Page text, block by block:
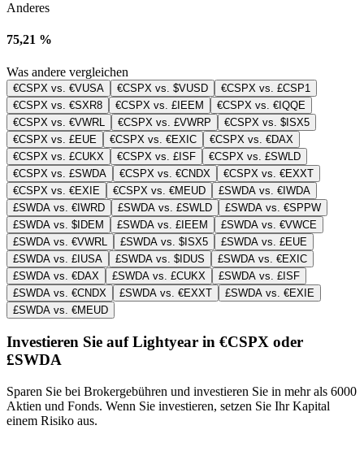
Anderes
75,21 %
Was andere vergleichen
€CSPX vs. €VUSA €CSPX vs. $VUSD
€CSPX vs. £CSP1
€CSPX vs. €SXR8
€CSPX vs. £IEEM
€CSPX vs. €IQQE
€CSPX vs. €VWRL
€CSPX vs. £VWRP
€CSPX vs. $ISX5
€CSPX vs. £EUE
€CSPX vs. €EXIC
€CSPX vs. €DAX
€CSPX vs. £CUKX
€CSPX vs. £ISF
€CSPX vs. £SWLD
€CSPX vs. £SWDA
€CSPX vs. €CNDX
€CSPX vs. €EXXT
€CSPX vs. €EXIE
€CSPX vs. €MEUD
£SWDA vs. €IWDA
£SWDA vs. €IWRD
£SWDA vs. £SWLD
£SWDA vs. €SPPW
£SWDA vs. $IDEM
£SWDA vs. £IEEM
£SWDA vs. €VWCE
£SWDA vs. €VWRL
£SWDA vs. $ISX5
£SWDA vs. £EUE
£SWDA vs. £IUSA
£SWDA vs. $IDUS
£SWDA vs. €EXIC
£SWDA vs. €DAX
£SWDA vs. £CUKX
£SWDA vs. £ISF
£SWDA vs. €CNDX
£SWDA vs. €EXXT
£SWDA vs. €EXIE
£SWDA vs. €MEUD
Investieren Sie auf Lightyear in €CSPX oder
£SWDA
Sparen Sie bei Brokergebühren und investieren Sie in mehr als 6000
Aktien und Fonds. Wenn Sie investieren, setzen Sie Ihr Kapital
einem Risiko aus.